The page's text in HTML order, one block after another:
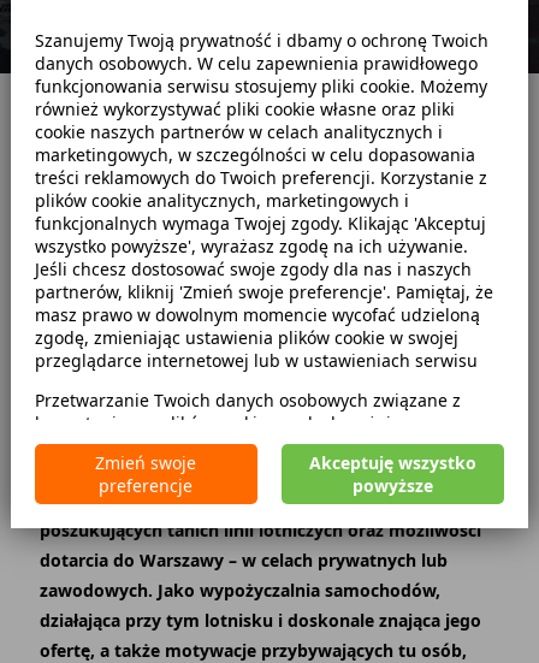
Strona główna Blog
Poradniki dotyczące wynajmu
5 powodów, dla których warto przylecieć do Modlina
2018-02-27
Kategorie
Poradniki dotyczące wynajmu
Lokalne podróże
Choć w oryginalnym tekście piosenki jest „Lwów”, my
wolimy wersję – „Wszystkie drogi, prowadzą do
Modlina…”. Dlaczego? Bo to port lotniczy, który w
ciągu niecałych sześciu lat istnienia, rozwinął się
błyskawicznie i stał się alternatywą dla wielu osób,
poszukujących tanich linii lotniczych oraz możliwości
dotarcia do Warszawy – w celach prywatnych lub
zawodowych. Jako wypożyczalnia samochodów,
działająca przy tym lotnisku i doskonale znająca jego
ofertę, a także motywacje przybywających tu osób,
Szanujemy Twoją prywatność i dbamy o ochronę Twoich
danych osobowych. W celu zapewnienia prawidłowego
funkcjonowania serwisu stosujemy pliki cookie. Możemy
również wykorzystywać pliki cookie własne oraz pliki
cookie naszych partnerów w celach analitycznych i
marketingowych, w szczególności w celu dopasowania
treści reklamowych do Twoich preferencji. Korzystanie z
plików cookie analitycznych, marketingowych i
funkcjonalnych wymaga Twojej zgody. Klikając 'Akceptuj
wszystko powyższe', wyrażasz zgodę na ich używanie.
Jeśli chcesz dostosować swoje zgody dla nas i naszych
partnerów, kliknij 'Zmień swoje preferencje'. Pamiętaj, że
masz prawo w dowolnym momencie wycofać udzieloną
zgodę, zmieniając ustawienia plików cookie w swojej
przeglądarce internetowej lub w ustawieniach serwisu
Przetwarzanie Twoich danych osobowych związane z
korzystaniem z plików cookie w celach wyżej
wymienionych jest prowadzone przez CarFree sp. z o.o. z
siedzibą w Warszawie (02-677), ul. Cybernetyki 5,
będącego administratorem danych. W niektórych
nasi partnerzy. Szczegółowe informacje na temat
korzystania przez nas i naszych partnerów z plików cookie
oraz przetwarzania Twoich danych osobowych, w tym
dotyczące Twoich uprawnień, zawarte są w naszej
Polityce prywatności.
Zmień swoje
preferencje
Akceptuję wszystko
powyższe